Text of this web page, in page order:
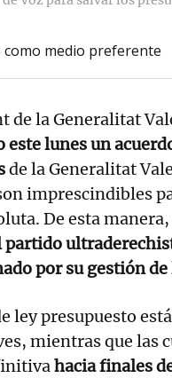
como medio preferente
de la Generalitat
este lunes un
de la Generalitat
imprescindibles
De esta manera,
partido
por su gestión
ley presupuesto
mientras que las
hacia finales